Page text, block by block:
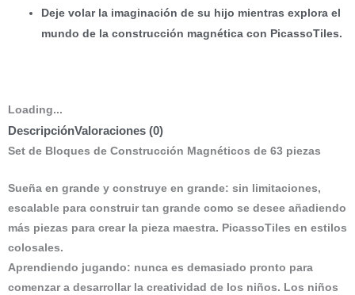
Deje volar la imaginación de su hijo mientras explora el
mundo de la construcción magnética con PicassoTiles.
Loading...
DescripciónValoraciones (0)
Set de Bloques de Construcción Magnéticos de 63 piezas
Sueña en grande y construye en grande: sin limitaciones,
escalable para construir tan grande como se desee añadiendo
más piezas para crear la pieza maestra. PicassoTiles en estilos
colosales.
Aprendiendo jugando: nunca es demasiado pronto para
comenzar a desarrollar la creatividad de los niños. Los niños